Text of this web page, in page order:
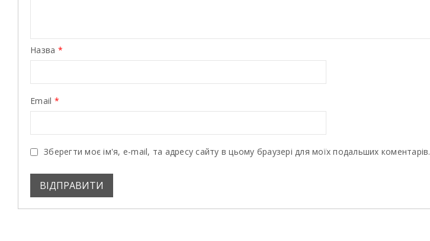
Назва *
Email *
Зберегти моє ім'я, e-mail, та адресу сайту в цьому браузері для моїх подальших коментарів.